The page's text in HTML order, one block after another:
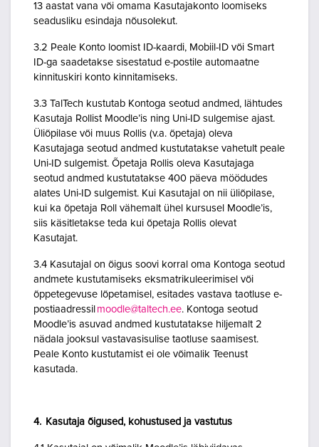
13 aastat vana või omama Kasutajakonto loomiseks
seadusliku esindaja nõusolekut.
3.2 Peale Konto loomist ID-kaardi, Mobiil-ID või Smart
ID-ga saadetakse sisestatud e-postile automaatne
kinnituskiri konto kinnitamiseks.
3.3 TalTech kustutab Kontoga seotud andmed, lähtudes
Kasutaja Rollist Moodle’is ning Uni-ID sulgemise ajast.
Üliõpilase või muus Rollis (v.a. õpetaja) oleva
Kasutajaga seotud andmed kustutatakse vahetult peale
Uni-ID sulgemist. Õpetaja Rollis oleva Kasutajaga
seotud andmed kustutatakse 400 päeva möödudes
alates Uni-ID sulgemist. Kui Kasutajal on nii üliõpilase,
kui ka õpetaja Roll vähemalt ühel kursusel Moodle’is,
siis käsitletakse teda kui õpetaja Rollis olevat
Kasutajat.
3.4 Kasutajal on õigus soovi korral oma Kontoga seotud
andmete kustutamiseks eksmatrikuleerimisel või
õppetegevuse lõpetamisel, esitades vastava taotluse e-
postiaadressil moodle@taltech.ee. Kontoga seotud
Moodle’is asuvad andmed kustutatakse hiljemalt 2
nädala jooksul vastavasisulise taotluse saamisest.
Peale Konto kustutamist ei ole võimalik Teenust
kasutada.
4. Kasutaja õigused, kohustused ja vastutus